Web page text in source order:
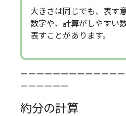
大きさは同じでも、表す
数字や、計算がしやすい
表すことがあります。
ーーーーーーーーーーーー
ーーーーーー
約分の計算